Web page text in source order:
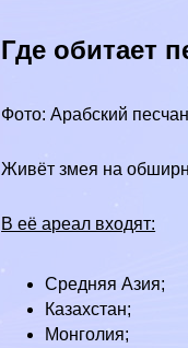
Где обитает
Фото: Арабский
Живёт змея на
В её ареал входят:
СредняяАзия;
Казахстан;
Монголия;